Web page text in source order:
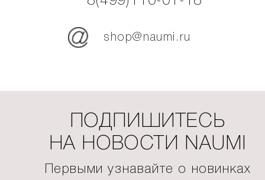
shop@naumi.ru
ПОДПИШИТЕСЬ
НА НОВОСТИ NAUMI
Первыми узнавайте о новинках